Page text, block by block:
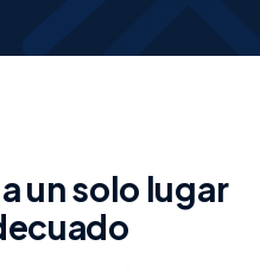
un solo lugar